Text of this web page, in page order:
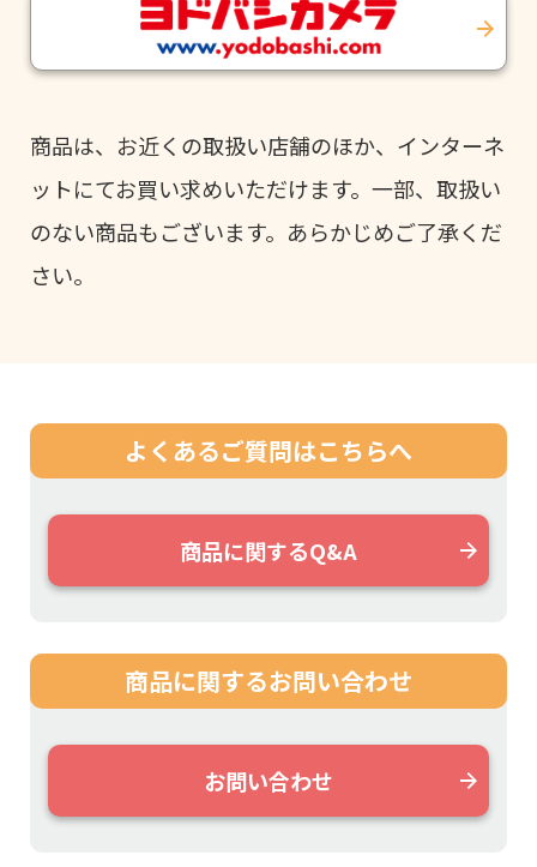
商品は、お近くの取扱い店舗のほか、インターネ
ットにてお買い求めいただけます。一部、取扱い
のない商品もございます。あらかじめご了承くだ
さい。
よくあるご質問はこちらへ
商品に関するQ&A
商品に関するお問い合わせ
お問い合わせ